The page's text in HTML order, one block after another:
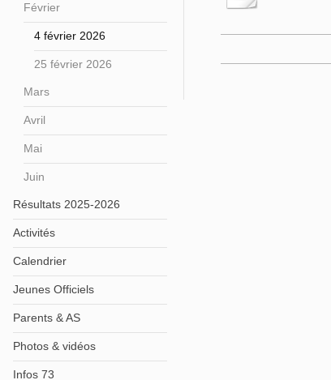
Février
4 février 2026
25 février 2026
Mars
Avril
Mai
Juin
Résultats 2025-2026
Activités
Calendrier
Jeunes Officiels
Parents & AS
Photos & vidéos
Infos 73